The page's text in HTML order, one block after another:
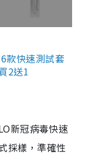
款快速測試套
2送1
新冠病毒快速
採樣，準確性